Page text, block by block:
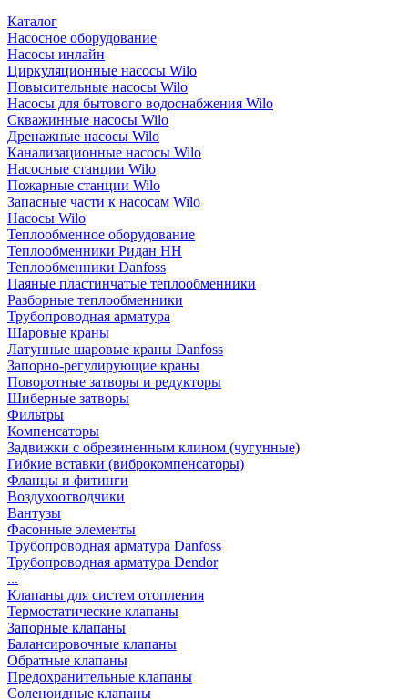
Каталог
Насосное оборудование
Насосы инлайн
Циркуляционные насосы Wilo
Повысительные насосы Wilo
Насосы для бытового водоснабжения Wilo
Скважинные насосы Wilo
Дренажные насосы Wilo
Канализационные насосы Wilo
Насосные станции Wilo
Пожарные станции Wilo
Запасные части к насосам Wilo
Насосы Wilo
Теплообменное оборудование
Теплообменники Ридан НН
Теплообменники Danfoss
Паяные пластинчатые теплообменники
Разборные теплообменники
Трубопроводная арматура
Шаровые краны
Латунные шаровые краны Danfoss
Запорно-регулирующие краны
Поворотные затворы и редукторы
Шиберные затворы
Фильтры
Компенсаторы
Задвижки с обрезиненным клином (чугунные)
Гибкие вставки (виброкомпенсаторы)
Фланцы и фитинги
Воздухоотводчики
Вантузы
Фасонные элементы
Трубопроводная арматура Danfoss
Трубопроводная арматура Dendor
...
Клапаны для систем отопления
Термостатические клапаны
Запорные клапаны
Балансировочные клапаны
Обратные клапаны
Предохранительные клапаны
Соленоидные клапаны